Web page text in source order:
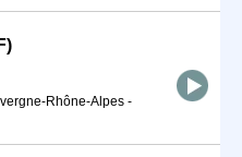
Rhône-Alpes -